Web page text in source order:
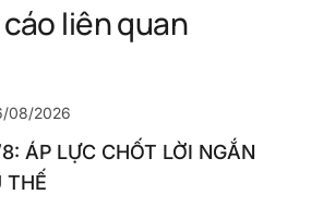
cáo liên quan
08/2026
ÁP LỰC CHỐT LỜI NGẮN
THẾ